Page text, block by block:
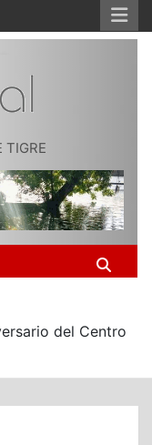
TIGRE
del Centro